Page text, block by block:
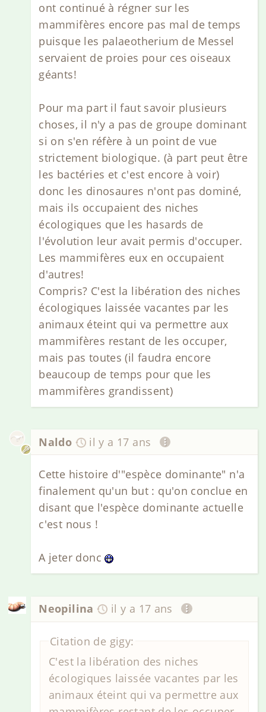
ont continué à régner sur les
mammifères encore pas mal de temps
puisque les palaeotherium de Messel
servaient de proies pour ces oiseaux
géants!
Pour ma part il faut savoir plusieurs
choses, il n'y a pas de groupe dominant
si on s'en réfère à un point de vue
strictement biologique. (à part peut être
les bactéries et c'est encore à voir)
donc les dinosaures n'ont pas dominé,
mais ils occupaient des niches
écologiques que les hasards de
l'évolution leur avait permis d'occuper.
Les mammifères eux en occupaient
d'autres!
Compris? C'est la libération des niches
écologiques laissée vacantes par les
animaux éteint qui va permettre aux
mammifères restant de les occuper,
mais pas toutes (il faudra encore
beaucoup de temps pour que les
mammifères grandissent)
Naldo il y a 17 ans
Cette histoire d'"espèce dominante" n'a
finalement qu'un but : qu'on conclue en
disant que l'espèce dominante actuelle
c'est nous !
A jeter donc
Neopilina il y a 17 ans
Citation de gigy:
C'est la libération des niches
écologiques laissée vacantes par les
animaux éteint qui va permettre aux